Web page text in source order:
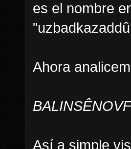
es el nombre
Ahora
Así a simple